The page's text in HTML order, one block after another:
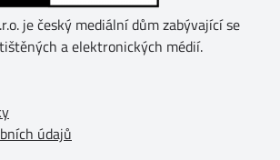
je český mediální dům zabývající se
a elektronických médií.
údajů